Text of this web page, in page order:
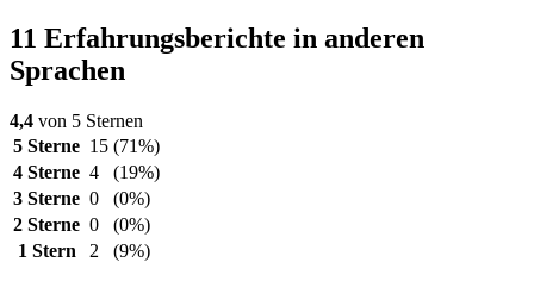
11 Erfahrungsberichte in anderen
Sprachen
4,4 von 5 Sternen
5 Sterne 15 (71%)
4 Sterne 4
(19%)
3 Sterne 0
(0%)
2 Sterne 0
(0%)
1 Stern
2 (9%)